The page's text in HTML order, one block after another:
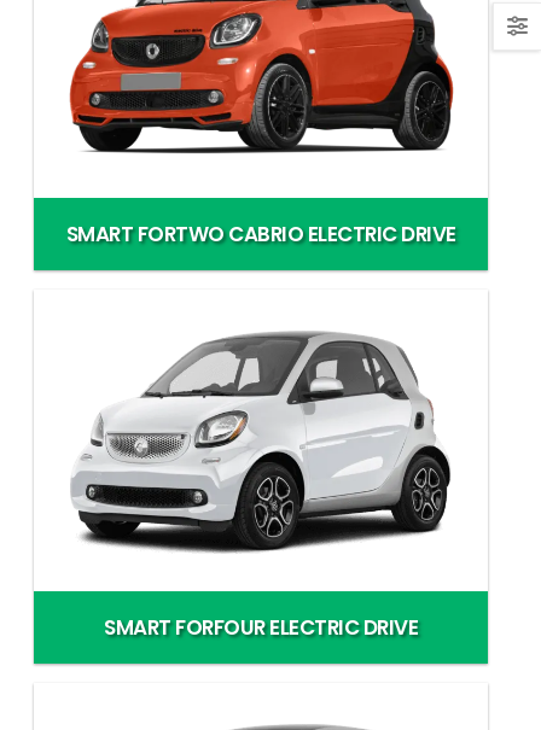
SMART FORTWO CABRIO ELECTRIC DRIVE
SMART FORFOUR ELECTRIC DRIVE